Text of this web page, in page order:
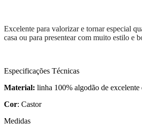
Excelente para valorizar e tornar especial
casa ou para presentear com muito estilo e
Especificações Técnicas
Material: linha 100% algodão de excelente
Cor: Castor
Medidas